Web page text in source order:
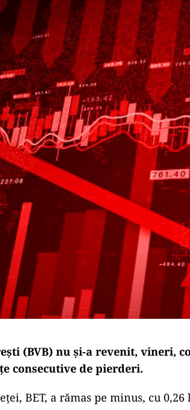
(BVB) nu și-a revenit, vineri,
consecutive de pierderi.
BET, a rămas pe minus, cu 0,26